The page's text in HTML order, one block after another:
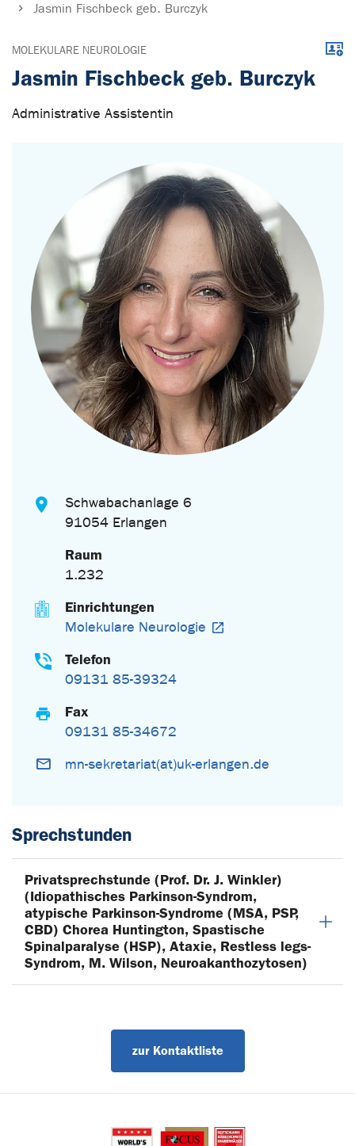
Jasmin Fischbeck geb. Burczyk
MOLEKULARE NEUROLOGIE
Jasmin Fischbeck geb. Burczyk
Administrative Assistentin
Schwabachanlage 6
91054 Erlangen
Raum
1.232
Einrichtungen
Molekulare Neurologie
Telefon
09131 85-39324
Fax
09131 85-34672
mn-sekretariat(at)uk-erlangen.de
Sprechstunden
Privatsprechstunde (Prof. Dr. J. Winkler)
(Idiopathisches Parkinson-Syndrom,
atypische Parkinson-Syndrome (MSA, PSP,
CBD) Chorea Huntington, Spastische
Spinalparalyse (HSP), Ataxie, Restless legs-
Syndrom, M. Wilson, Neuroakanthozytosen)
zur Kontaktliste